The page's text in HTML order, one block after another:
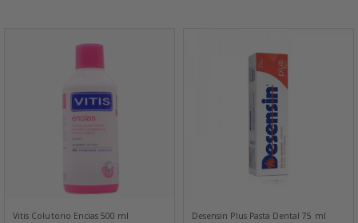
Vitis Colutorio Encias 500 ml Desensin Plus Pasta Dental 75 ml